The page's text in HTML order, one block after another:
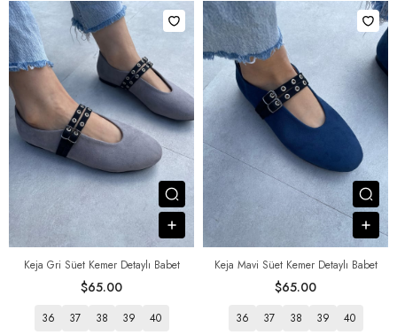
Keja Gri Süet Kemer Detaylı Babet
$65.00
Посмотреть товар
В корзину
36 37 38 39 40
Keja Mavi Süet Kemer Detaylı Babet
$65.00
36 37 38 39 40